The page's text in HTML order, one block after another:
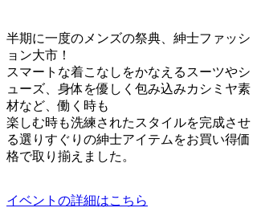
半期に一度のメンズの祭典、紳士ファッシ
ョン大市！
スマートな着こなしをかなえるスーツやシ
ューズ、身体を優しく包み込みカシミヤ素
材など、働く時も
楽しむ時も洗練されたスタイルを完成させ
る選りすぐりの紳士アイテムをお買い得価
格で取り揃えました。
イベントの詳細はこちら